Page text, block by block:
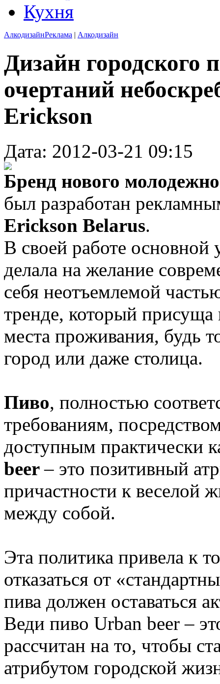
Кухня
АлкодизайнРеклама | Алкодизайн
Дизайн городского
очертаний
Erickson
Дата: 2012-03-21 09:15
Бренд нового
был разработан
Erickson Belarus.
В своей работе основной
делала на желание
себя неотъемлемой
тренде, который
места проживания, будь
город или даже столица.
Пиво, полностью
требованиям,
доступным практически
beer– это позитивный
причастности к веселой
между собой.
Эта политика привела к
отказаться от
пива должен оставаться
Веди пиво Urban beer –
рассчитан на то, чтобы
атрибутом городской